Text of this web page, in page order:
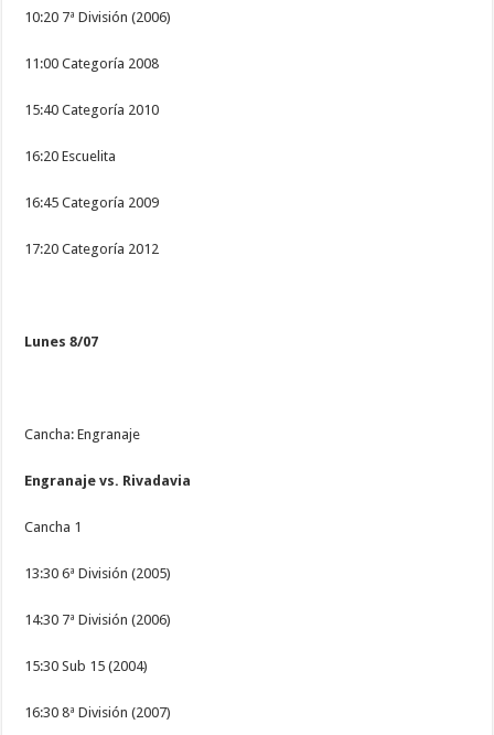
10:20 7ª División (2006)
11:00 Categoría 2008
15:40 Categoría 2010
16:20 Escuelita
16:45 Categoría 2009
17:20 Categoría 2012
Lunes 8/07
Cancha: Engranaje
Engranaje vs. Rivadavia
Cancha 1
13:30 6ª División (2005)
14:30 7ª División (2006)
15:30 Sub 15 (2004)
16:30 8ª División (2007)